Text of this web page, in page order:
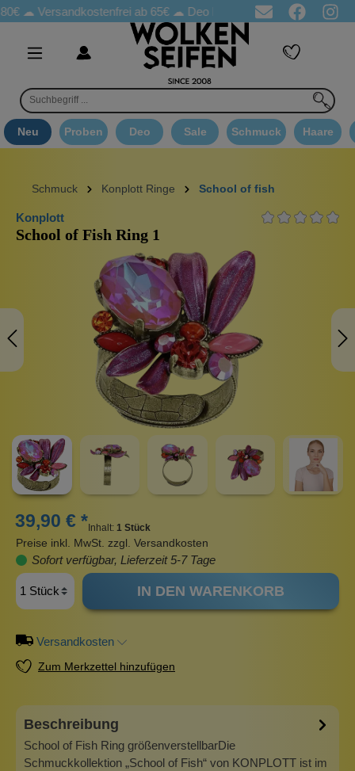
Versandkostenfrei ab 65€ ☁ Deo Proben in jeder Bestellung ☁
Neu Proben Deo Sale Schmuck Haare
Schmuck Konplott Ringe School of fish
Konplott
School of Fish Ring 1
39,90 € * Inhalt: 1 Stück
Preise inkl. MwSt. zzgl. Versandkosten
Sofort verfügbar, Lieferzeit 5-7 Tage
IN DEN WARENKORB
Versandkosten
Zum Merkzettel hinzufügen
Beschreibung
School of Fish Ring größenverstellbarDie
Schmuckkollektion „School of Fish“ von KONPLOTT ist im